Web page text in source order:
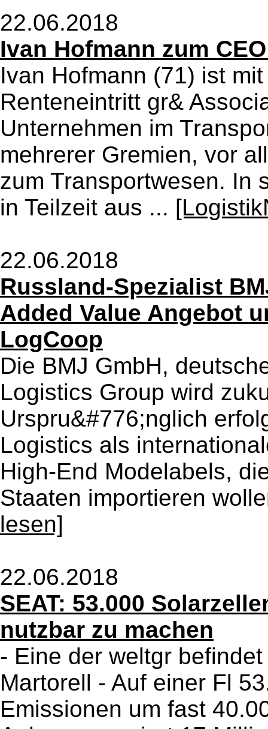
22.06.2018
Ivan Hofmann zum
Ivan Hofmann (71) ist
Renteneintritt gr&
Unternehmen im
mehrerer Gremien, vor
zum Transportwesen. In
in Teilzeit aus ...
22.06.2018
Russland-Spezialist
Added Value Angebot
LogCoop
Die BMJ GmbH,
Logistics Group wird
Urspru&#776;nglich
Logistics als
High-End Modelabels,
Staaten importieren
lesen]
22.06.2018
SEAT: 53.000
nutzbar zu machen
- Eine der weltgr
Martorell - Auf einer Fl
Emissionen um fast